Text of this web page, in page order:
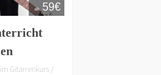
Gitarrenkurs /